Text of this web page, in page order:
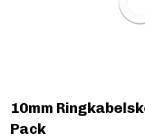
10mm
Pack